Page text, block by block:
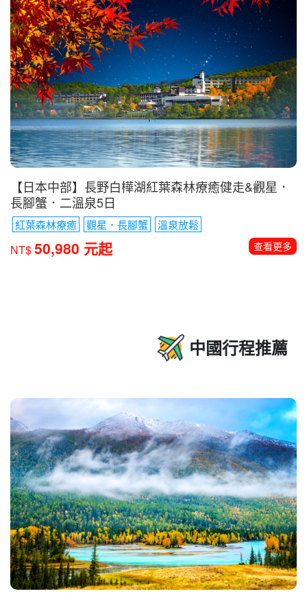
【日本中部】長野白樺湖紅葉森林療癒健走&觀星．
長腳蟹．二溫泉5日
紅葉森林療癒 觀星．長腳蟹 溫泉放鬆
NT$50,980 元起 查看更多
中國行程推薦